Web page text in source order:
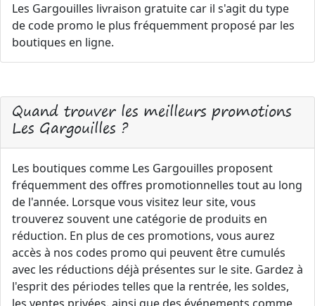
Les Gargouilles livraison gratuite car il s'agit du type
de code promo le plus fréquemment proposé par les
boutiques en ligne.
Quand trouver les meilleurs promotions
Les Gargouilles ?
Les boutiques comme Les Gargouilles proposent
fréquemment des offres promotionnelles tout au long
de l'année. Lorsque vous visitez leur site, vous
trouverez souvent une catégorie de produits en
réduction. En plus de ces promotions, vous aurez
accès à nos codes promo qui peuvent être cumulés
avec les réductions déjà présentes sur le site. Gardez à
l'esprit des périodes telles que la rentrée, les soldes,